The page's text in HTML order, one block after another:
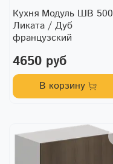
Кухня Модуль ШВ 500
Ликата / Дуб
французский
4650 руб
В корзину